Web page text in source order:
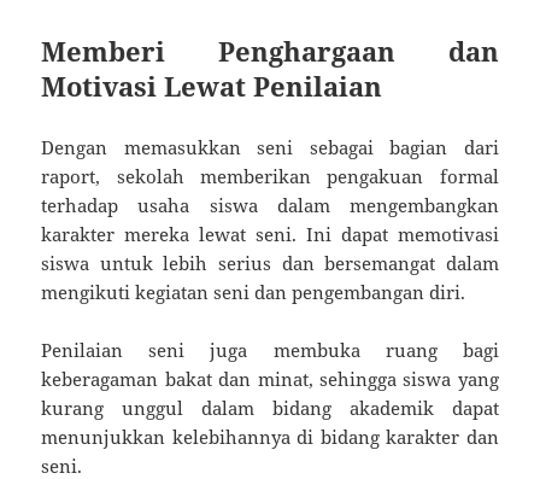
Memberi Penghargaan dan
Motivasi Lewat Penilaian
Dengan memasukkan seni sebagai bagian dari
raport, sekolah memberikan pengakuan formal
terhadap usaha siswa dalam mengembangkan
karakter mereka lewat seni. Ini dapat memotivasi
siswa untuk lebih serius dan bersemangat dalam
mengikuti kegiatan seni dan pengembangan diri.
Penilaian seni juga membuka ruang bagi
keberagaman bakat dan minat, sehingga siswa yang
kurang unggul dalam bidang akademik dapat
menunjukkan kelebihannya di bidang karakter dan
seni.